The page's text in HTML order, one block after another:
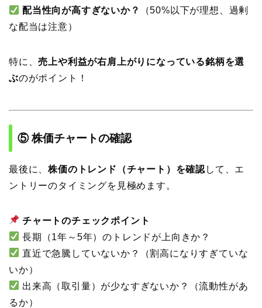
配当性向が高すぎないか？
（50%以下が理想、過剰
な配当は注意）
特に、売上や利益が右肩上がりになっている銘柄を選
ぶのがポイント！
⑤ 株価チャートの確認
最後に、株価のトレンド（チャート）を確認 して、エ
ントリーのタイミングを見極めます。
チャートのチェックポイント
長期（1年～5年）のトレンドが上向きか？
直近で急騰していないか？（割高になりすぎていな
いか）
出来高（取引量）が少なすぎないか？（流動性があ
るか）